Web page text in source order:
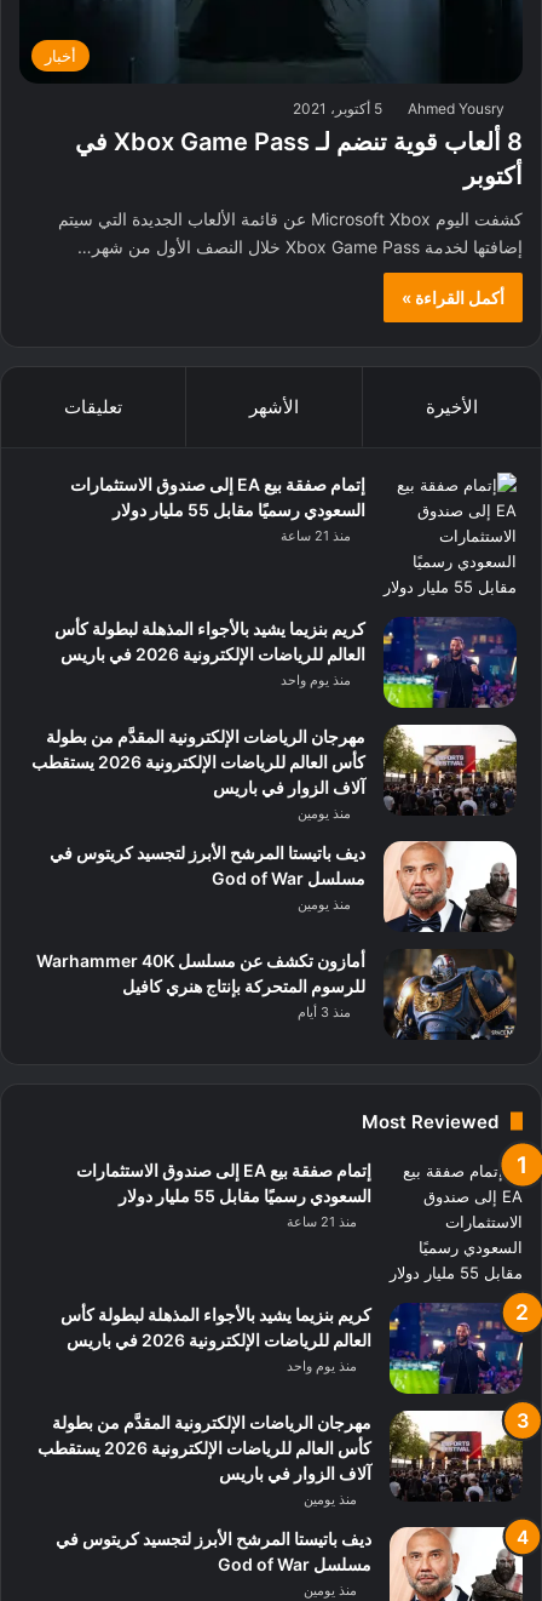
أخبار
Ahmed Yousry 5 أكتوبر، 2021
8 ألعاب قوية تنضم لـ Xbox Game Pass في
أكتوبر
كشفت اليوم Microsoft Xbox عن قائمة الألعاب الجديدة التي سيتم
إضافتها لخدمة Xbox Game Pass خلال النصف الأول من شهر…
أكمل القراءة »
الأخيرة الأشهر تعليقات
إتمام صفقة بيع EA إلى صندوق الاستثمارات
السعودي رسميًا مقابل 55 مليار دولار
منذ 21 ساعة
كريم بنزيما يشيد بالأجواء المذهلة لبطولة كأس
العالم للرياضات الإلكترونية 2026 في باريس
منذ يوم واحد
مهرجان الرياضات الإلكترونية المقدَّم من بطولة
كأس العالم للرياضات الإلكترونية 2026 يستقطب
آلاف الزوار في باريس
منذ يومين
ديف باتيستا المرشح الأبرز لتجسيد كريتوس في
مسلسل God of War
منذ يومين
أمازون تكشف عن مسلسل Warhammer 40K
للرسوم المتحركة بإنتاج هنري كافيل
منذ 3 أيام
Most Reviewed
إتمام صفقة بيع EA إلى صندوق الاستثمارات
السعودي رسميًا مقابل 55 مليار دولار
منذ 21 ساعة
كريم بنزيما يشيد بالأجواء المذهلة لبطولة كأس
العالم للرياضات الإلكترونية 2026 في باريس
منذ يوم واحد
مهرجان الرياضات الإلكترونية المقدَّم من بطولة
كأس العالم للرياضات الإلكترونية 2026 يستقطب
آلاف الزوار في باريس
منذ يومين
ديف باتيستا المرشح الأبرز لتجسيد كريتوس في
مسلسل God of War
منذ يومين